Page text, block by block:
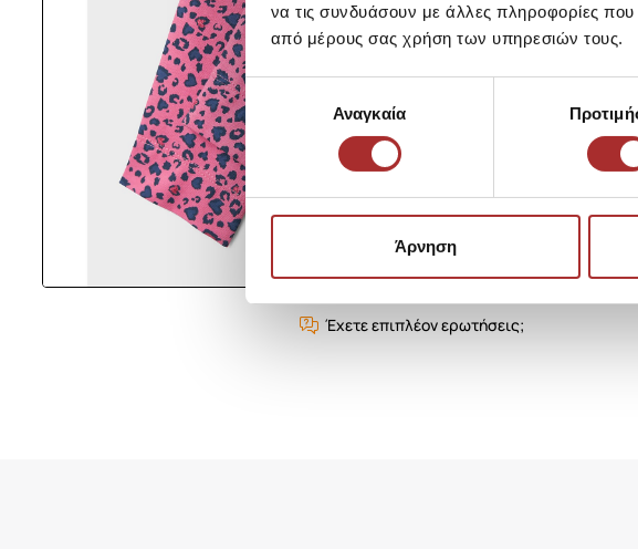
να τις συνδυάσουν με άλλες πληροφορίες που
από μέρους σας χρήση των υπηρεσιών τους.
Επιλογή
συγκατάθεσηςΑναγκαία
Άρνηση
Έχετε επιπλέον ερωτήσεις;